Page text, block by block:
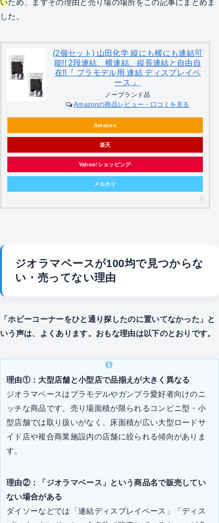
いため、まずその理由と売り場の場所をこの記事にまとめま
した。
(2個セット) 山田化学 縦にも横にも連結可
能!! 2段連結、横連結、縦長連結と自由自
在!!『 プラモデル用 連結 ディスプレイベ
ース 』
ノーブランド品
Amazonの商品レビュー・口コミを見る
Amazon
楽天
Yahoo!ショッピング
メルカリ
ジオラマベースが100均で見つからな
い・売ってない理由
「ホビーコーナーをひと通り探したのに置いてなかった」と
いう声は、よくあります。おもな理由は以下のとおりです。
理由①：大型店舗と小型店で品揃えが大きく異なる
ジオラマベースはプラモデルやガンプラ愛好者向けのニ
ッチな商品です。売り場面積が限られるコンビニ型・小
型店舗では取り扱いがなく、床面積が広い大型ロードサ
イド店や複合商業施設内の店舗に絞られる傾向がありま
す。
理由②：「ジオラマベース」という商品名で販売してい
ない場合がある
ダイソーなどでは「連結ディスプレイベース」「ディス